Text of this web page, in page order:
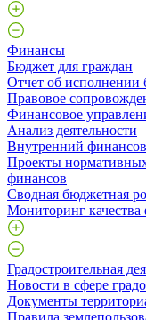
Финансы
Бюджет для граждан
Отчет об исполнении
Правовое
Финансовое
Анализ деятельности
Внутренний
Проекты
финансов
Сводная бюджетная
Мониторинг
Градостроительная
Новости в сфере
Документы
Правила